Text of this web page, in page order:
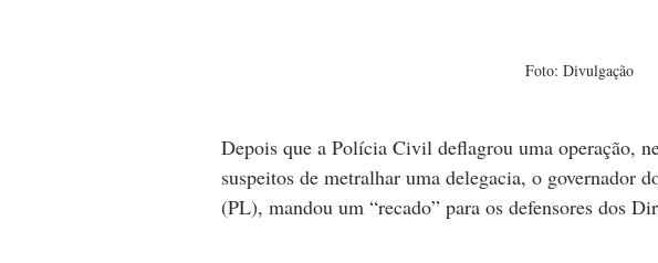
Foto: Divulgação
Depois que a Polícia Civil deflagrou uma operação,
suspeitos de metralhar uma delegacia, o governador
(PL), mandou um “recado” para os defensores dos